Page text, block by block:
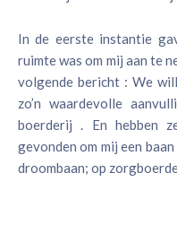
In de eerste instantie
ruimte was om mij aan te
volgende bericht : We
zo’n waardevolle
boerderij . En hebben
gevonden om mij een
droombaan; op